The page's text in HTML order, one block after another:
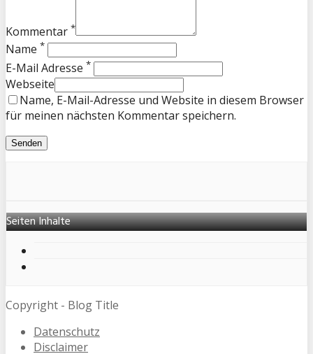
Kommentar *
Name *
E-Mail Adresse *
Webseite
Name, E-Mail-Adresse und Website in diesem Browser
für meinen nächsten Kommentar speichern.
Seiten Inhalte
Copyright - Blog Title
Datenschutz
Disclaimer